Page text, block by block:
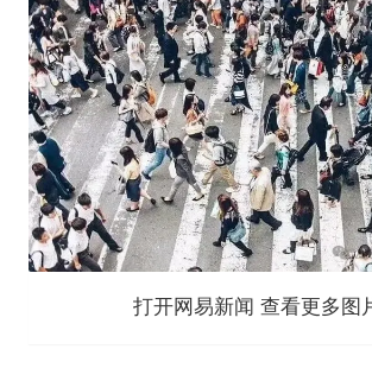
打开网易新闻 查看更多图